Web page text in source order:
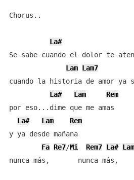
Chorus..
La#
Se sabe cuando el dolor te
Lam Lam7
cuando la historia de amor ya
La#
Lam
Rem
por eso...dime que me amas
La#
Lam
Rem
y ya desde mañana
Fa Re7/Mi Rem7 La# Lam